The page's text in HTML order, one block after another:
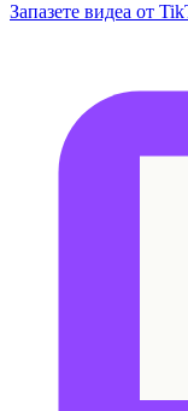
Запазете видеа от